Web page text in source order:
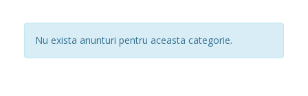
Nu exista anunturi pentru aceasta categorie.